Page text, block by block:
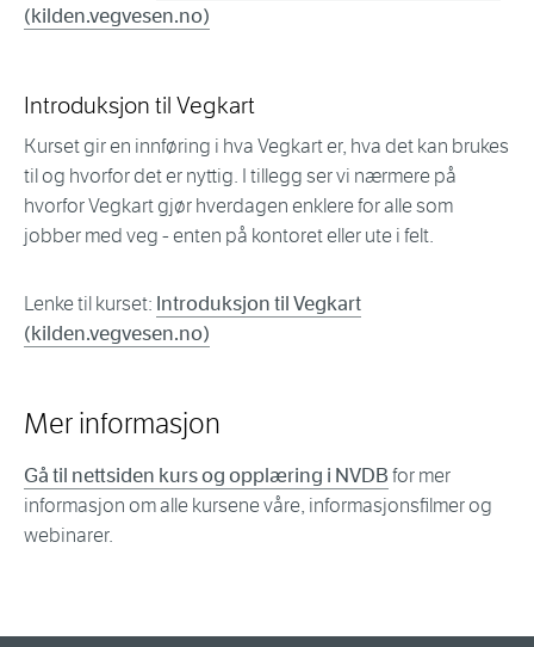
(kilden.vegvesen.no)
Introduksjon til Vegkart
Kurset gir en innføring i hva Vegkart er, hva det kan brukes
til og hvorfor det er nyttig. I tillegg ser vi nærmere på
hvorfor Vegkart gjør hverdagen enklere for alle som
jobber med veg - enten på kontoret eller ute i felt.
Lenke til kurset: Introduksjon til Vegkart
(kilden.vegvesen.no)
Mer informasjon
Gå til nettsiden kurs og opplæring i NVDBfor mer
informasjon om alle kursene våre, informasjonsfilmer og
webinarer.